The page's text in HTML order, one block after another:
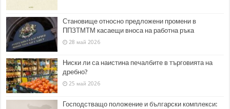
Становище относно предложени промени в
ППЗТМТМ касаещи вноса на работна ръка
28 май 2026
Ниски ли са наистина печалбите в търговията на
дребно?
25 май 2026
Господстващо положение и български комплекси: